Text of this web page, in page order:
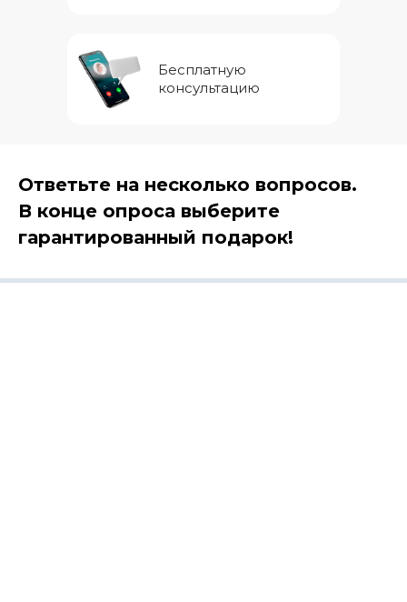
Бесплатную
консультацию
Ответьте на несколько вопросов.
В конце опроса выберите
гарантированный подарок!